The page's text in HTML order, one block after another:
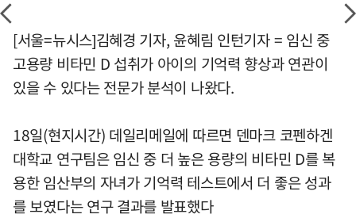
[서울=뉴시스]김혜경 기자, 윤혜림 인턴기자 = 임신 중
고용량 비타민 D 섭취가 아이의 기억력 향상과 연관이
있을 수 있다는 전문가 분석이 나왔다.
18일(현지시간) 데일리메일에 따르면 덴마크 코펜하겐
대학교 연구팀은 임신 중 더 높은 용량의 비타민 D를 복
용한 임산부의 자녀가 기억력 테스트에서 더 좋은 성과
를 보였다는 연구 결과를 발표했다